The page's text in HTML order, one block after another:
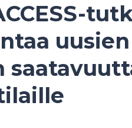
uusien